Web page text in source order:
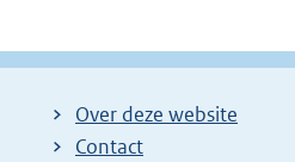
r
g
g
Over deze website
Contact